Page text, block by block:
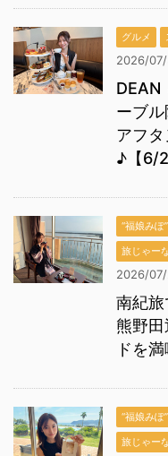
グルメ
2026/
DEAN
ーブ
アフ
♪【6/
“福娘みぽ
旅じゃー
2026/
南紀
熊野
ドを
“福娘みぽ
旅じゃー